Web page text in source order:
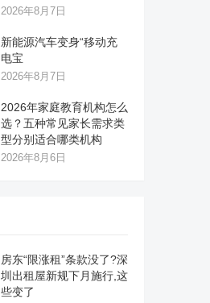
2026年8月7日
新能源汽车变身“移动充
电宝
2026年8月7日
2026年家庭教育机构怎么
选？五种常见家长需求类
型分别适合哪类机构
2026年8月6日
房东“限涨租”条款没了?深
圳出租屋新规下月施行,这
些变了